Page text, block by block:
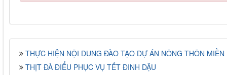
THỰC HIỆN NỘI DUNG ĐÀO TẠO DỰ ÁN NÔNG THÔN
THỊT ĐÀ ĐIỂU PHỤC VỤ TẾT ĐINH DẬU